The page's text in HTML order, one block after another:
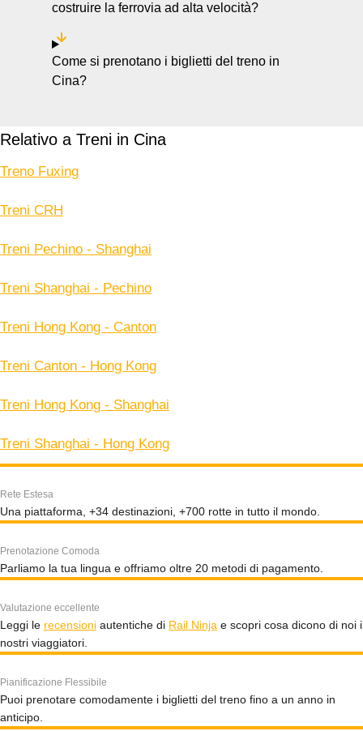
costruire la ferrovia ad alta velocità?
Come si prenotano i biglietti del treno in
Cina?
Relativo a Treni in Cina
Treno Fuxing
Treni CRH
Treni Pechino - Shanghai
Treni Shanghai - Pechino
Treni Hong Kong - Canton
Treni Canton - Hong Kong
Treni Hong Kong - Shanghai
Treni Shanghai - Hong Kong
Rete Estesa
Una piattaforma, +34 destinazioni, +700 rotte in tutto il mondo.
Prenotazione Comoda
Parliamo la tua lingua e offriamo oltre 20 metodi di pagamento.
Valutazione eccellente
Leggi le recensioni autentiche di Rail Ninja e scopri cosa dicono di noi i
nostri viaggiatori.
Pianificazione Flessibile
Puoi prenotare comodamente i biglietti del treno fino a un anno in
anticipo.